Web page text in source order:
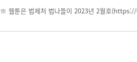
※ 웹툰은 법제처 법나들이 2023년 2월호